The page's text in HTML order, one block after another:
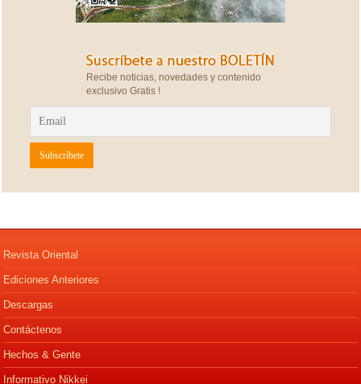
Recibe noticias, novedades y contenido
exclusivo Gratis !
Revista Oriental
Ediciones Anteriores
Descargas
Contáctenos
Hechos & Gente
Informativo Nikkei